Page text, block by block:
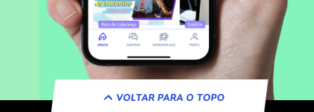
VOLTAR PARA O TOPO